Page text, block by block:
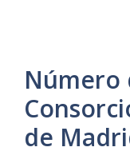
Número
de